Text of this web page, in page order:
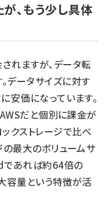
、もう少し具体
れますが、データ転
データサイズに対す
安価になっています。
だと個別に課金が
クストレージで比べ
の最大のボリュームサ
あれば約64倍の
容量という特徴が活